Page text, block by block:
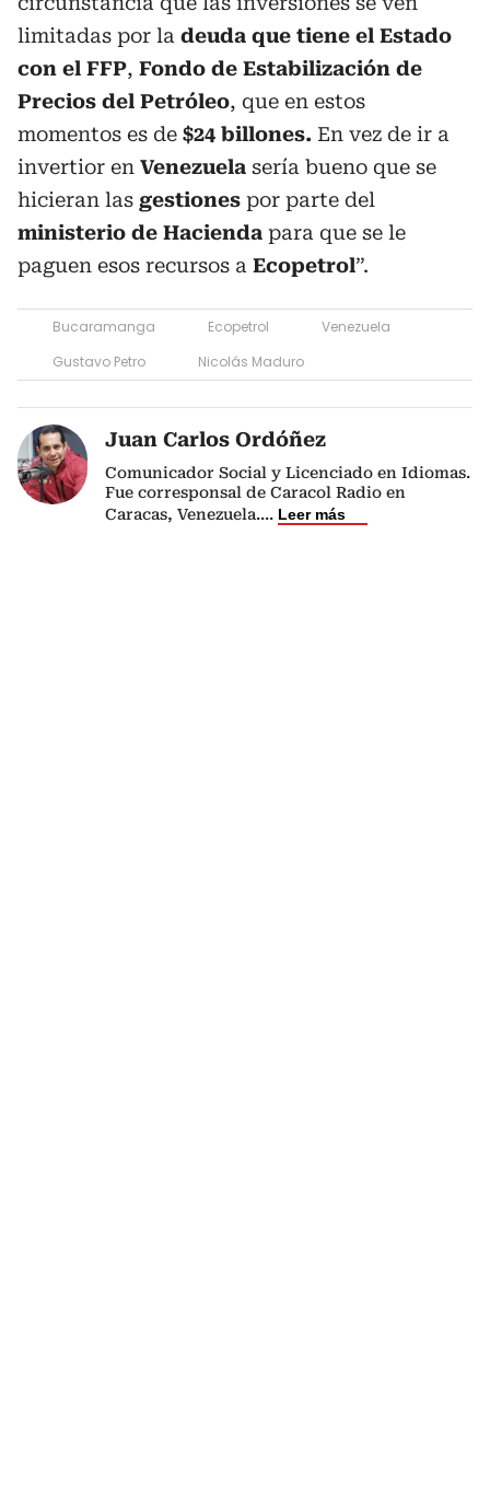
limitadas por la deuda que tiene el Estado
con el FFP, Fondo de Estabilización de
Precios del Petróleo, que en estos
momentos es de $24 billones. En vez de ir a
invertior en Venezuela sería bueno que se
hicieran las gestiones por parte del
ministerio de Hacienda para que se le
paguen esos recursos a Ecopetrol”.
Bucaramanga Ecopetrol
Venezuela
Gustavo Petro
Nicolás Maduro
Juan Carlos Ordóñez
Comunicador Social y Licenciado en Idiomas.
Fue corresponsal de Caracol Radio en
Caracas, Venezuela.... Leer más